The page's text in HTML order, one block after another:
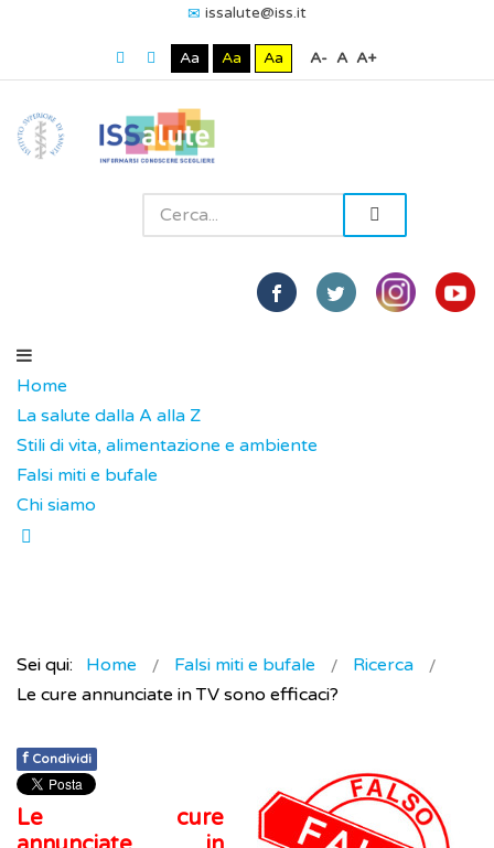
issalute@iss.it
Aa Aa Aa A- A A+
Home
La salute dalla A alla Z
Stili di vita, alimentazione e ambiente
Falsi miti e bufale
Chi siamo
Sei qui: Home Falsi miti e bufale
Ricerca
Le cure annunciate in TV sono efficaci?
f Condividi
Le cure